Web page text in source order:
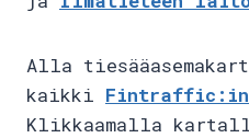
Alla
kaikki Fintraffic:in
Klikkaamalla